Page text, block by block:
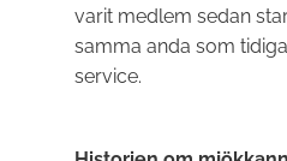
varit medlem sedan
samma anda som
service.